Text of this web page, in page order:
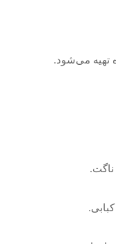
تهیه می‌شود.